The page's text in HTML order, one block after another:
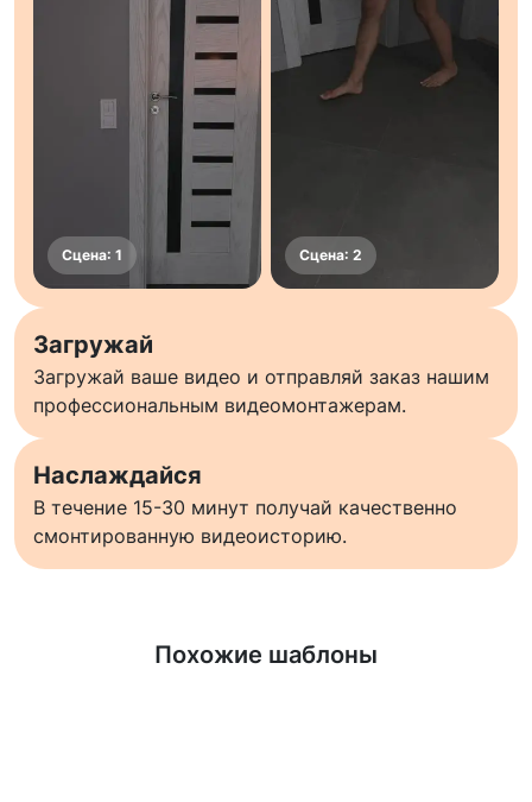
Загружай
Загружай ваше видео и отправляй заказ нашим
профессиональным видеомонтажерам.
Наслаждайся
В течение 15-30 минут получай качественно
смонтированную видеоисторию.
Похожие шаблоны
Узнать больше